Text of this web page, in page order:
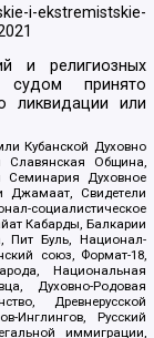
i-ekstremistskie-
и религиозных
принято
ликвидации или
Кубанской Духовно
Славянская Община,
Духовное
Джамаат, Свидетели
социалистическое
Кабарды, Балкарии
Пит Буль, Национал-
союз, Формат-18,
Национальная
Духовно-Родовая
Древнерусской
Инглингов, Русский
иммиграции,